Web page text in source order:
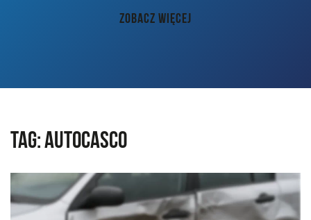
KONTAKT
ZOBACZ WIĘCEJ
Tag:autocasco